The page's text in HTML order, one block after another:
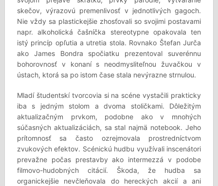
skečov, výrazovú premenlivosť v jednotlivých gagoch.
Nie vždy sa plastickejšie zhosťovali so svojimi postavami
napr. alkoholická čašníčka stereotypne opakovala ten
istý princíp opľutia a utretia stola. Rovnako Štefan Jurča
ako James Bondra spočiatku prezentoval suverénnu
bohorovnosť v konaní s neodmysliteľnou žuvačkou v
ústach, ktorá sa po istom čase stala nevýrazne strnulou.
Mladí študentskí tvorcovia si na scéne vystačili prakticky
iba s jedným stolom a dvoma stoličkami. Dôležitým
aktualizačným prvkom, podobne ako v mnohých
súčasných aktualizáciách, sa stal najmä notebook. Jeho
prítomnosť sa často ozrejmovala prostredníctvom
zvukových efektov. Scénickú hudbu využívali inscenátori
prevažne počas prestavby ako intermezzá v podobe
filmovo-hudobných citácií. Škoda, že hudba sa
organickejšie nevčleňovala do hereckých akcií a ani